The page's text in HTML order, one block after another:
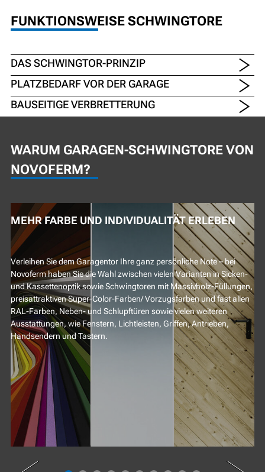
FUNKTIONSWEISE SCHWINGTORE
DAS SCHWINGTOR-PRINZIP
PLATZBEDARF VOR DER GARAGE
BAUSEITIGE VERBRETTERUNG
WARUM GARAGEN-SCHWINGTORE VON
NOVOFERM?
MEHR FARBE UND INDIVIDUALITÄT ERLEBEN
Verleihen Sie dem Garagentor Ihre ganz persönliche Note – bei
Novoferm haben Sie die Wahl zwischen vielen Varianten in Sicken-
und Kassettenoptik sowie Schwingtoren mit Massivholz-Füllungen,
preisattraktiven Super-Color-Farben/ Vorzugsfarben und fast allen
RAL-Farben, Neben- und Schlupftüren sowie vielen weiteren
Ausstattungen, wie Fenstern, Lichtleisten, Griffen, Antrieben,
Handsendern und Tastern.
PREV NEXT